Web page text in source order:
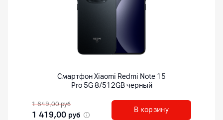
СмартфонXiaomi Redmi Note 15
Pro 5G 8/512GB черный
1 649,00 руб
1 419,00 руб
В корзину